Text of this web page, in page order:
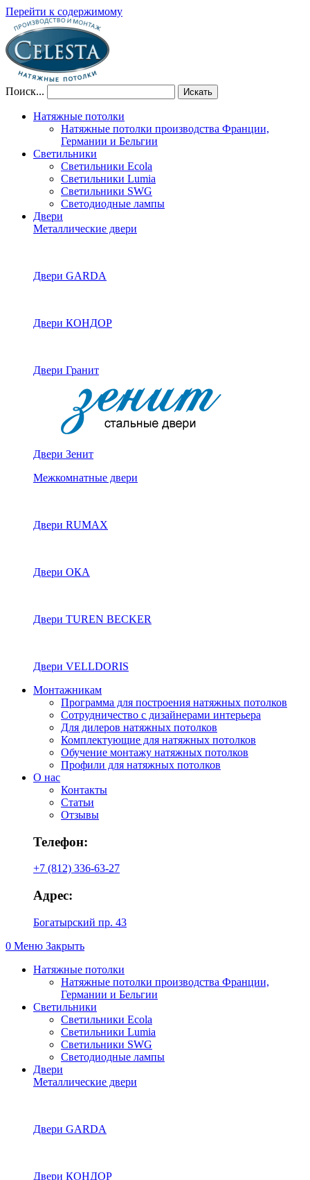
Перейти к содержимому
Поиск... Искать
Натяжные потолки
Натяжные потолки производства Франции,
Германии и Бельгии
Светильники
Светильники Ecola
Светильники Lumia
Светильники SWG
Светодиодные лампы
Двери
Металлические двери
Двери GARDA
Двери КОНДОР
Двери Гранит
Двери Зенит
Межкомнатные двери
Двери RUMAX
Двери ОКА
Двери TUREN BECKER
Двери VELLDORIS
Монтажникам
Программа для построения натяжных потолков
Сотрудничество с дизайнерами интерьера
Для дилеров натяжных потолков
Комплектующие для натяжных потолков
Обучение монтажу натяжных потолков
Профили для натяжных потолков
О нас
Контакты
Статьи
Отзывы
Телефон:
+7 (812) 336-63-27
Адрес:
Богатырский пр. 43
0 Меню Закрыть
Натяжные потолки
Натяжные потолки производства Франции,
Германии и Бельгии
Светильники
Светильники Ecola
Светильники Lumia
Светильники SWG
Светодиодные лампы
Двери
Металлические двери
Двери GARDA
Двери КОНДОР